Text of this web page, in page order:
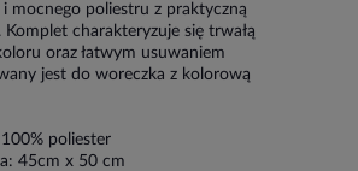
mocnego poliestru z praktyczną
Komplet charakteryzuje się trwałą
oraz łatwym usuwaniem
jest do woreczka z kolorową
100% poliester
45cm x 50 cm